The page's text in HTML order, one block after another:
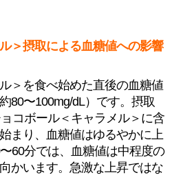
＞摂取による血糖値への影響
＞を食べ始めた直後の血糖値
80〜100mg/dL）です。摂取
コボール＜キャラメル＞に含
まり、血糖値はゆるやかに上
60分では、血糖値は中程度の
かいます。急激な上昇ではな